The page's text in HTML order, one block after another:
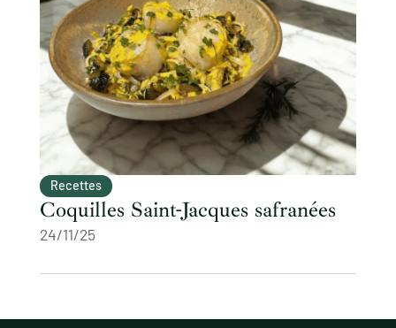
Recettes
Coquilles Saint-Jacques safranées
24/11/25